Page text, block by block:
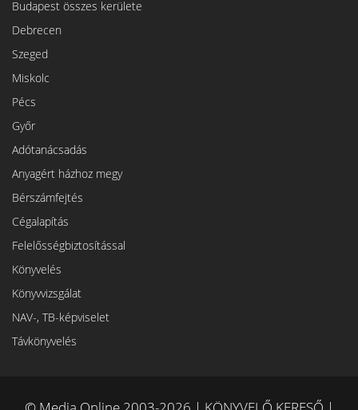
Budapest összes kerülete
Debrecen
Szeged
Miskolc
Pécs
Győr
Adótanácsadás
Anyagért házhoz megy
Bérszámfejtés
Cégalapítás
Felelősségbiztosítással
Könyvelés
Könyvvizsgálat
NAV-, TB-képviselet
Távkönyvelés